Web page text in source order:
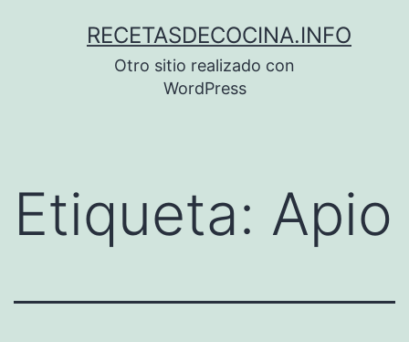
RECETASDECOCINA.INFO
Otro sitio realizado con
WordPress
Etiqueta: Apio